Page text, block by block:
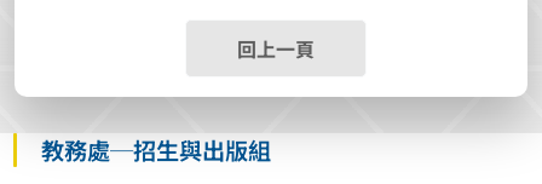
回上一頁
教務處─招生與出版組